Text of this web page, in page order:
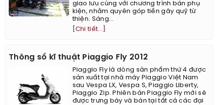
giao lưu cùng với chương trình bán phụ
kiện, nhằm quyên góp tiền gây quỹ từ
thiện. Sáng...
[Chi tiết...]
Thông số kĩ thuật Piaggio Fly 2012
Piaggio Fly là dòng sản phẩm thứ 4 được
sản xuất tại nhà máy Piaggio Việt Nam
sau Vespa LX, Vespa S, Piaggio Liberty,
Piaggio Zip. Phiên bản Piaggio Fly mới sẽ
được trưng bày và bán tại tất cả các đại